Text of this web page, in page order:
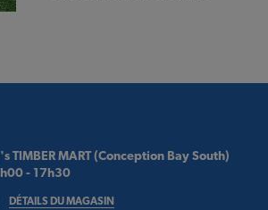
TIMBER MART (Conception Bay South)
- 17h30
DÉTAILS DU MAGASIN